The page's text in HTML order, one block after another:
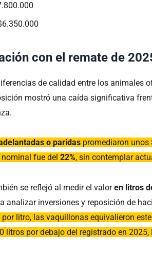
con el remate de
de calidad entre los animales
mostró una caída significativa
o paridas promediaron unos
fue del 22%, sin contemplar
se reflejó al medir el valoren litros
analizar inversiones y reposición de
por litro, las vaquillonas equivalieron
litros por debajo del registrado en